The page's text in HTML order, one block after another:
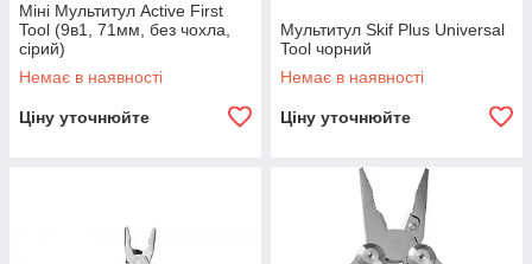
Міні Мультитул Active First
Tool (9в1, 71мм, без чохла,
сірий)
Немає в наявності
Ціну уточнюйте
Мультитул Skif Plus Universal
Tool чорний
Немає в наявності
Ціну уточнюйте